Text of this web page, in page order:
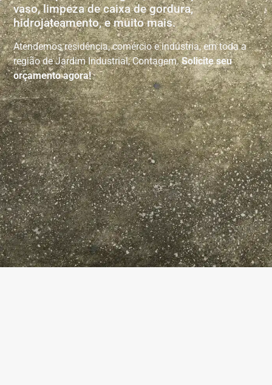
vaso, limpeza de caixa de gordura,
hidrojateamento, e muito mais.
Atendemos residência, comércio e indústria, em toda a
região de Jardim Industrial, Contagem.Solicite seu
orçamento agora!